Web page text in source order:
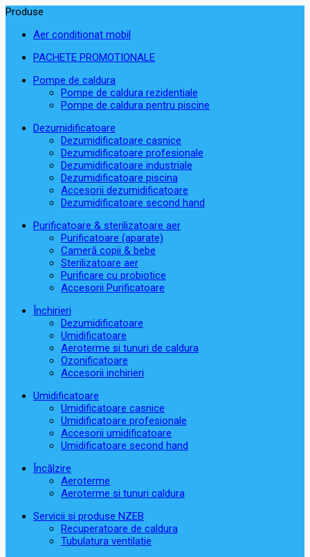
Produse
Aer conditionat mobil
PACHETE PROMOTIONALE
Pompe de caldura
Pompe de caldura rezidentiale
Pompe de caldura pentru piscine
Dezumidificatoare
Dezumidificatoare casnice
Dezumidificatoare profesionale
Dezumidificatoare industriale
Dezumidificatoare piscina
Accesorii dezumidificatoare
Dezumidificatoare second hand
Purificatoare & sterilizatoare aer
Purificatoare (aparate)
Cameră copii & bebe
Sterilizatoare aer
Purificare cu probiotice
Accesorii Purificatoare
Închirieri
Dezumidificatoare
Umidificatoare
Aeroterme si tunuri de caldura
Ozonificatoare
Accesorii inchirieri
Umidificatoare
Umidificatoare casnice
Umidificatoare profesionale
Accesorii umidificatoare
Umidificatoare second hand
Încălzire
Aeroterme
Aeroterme si tunuri caldura
Servicii si produse NZEB
Recuperatoare de caldura
Tubulatura ventilatie